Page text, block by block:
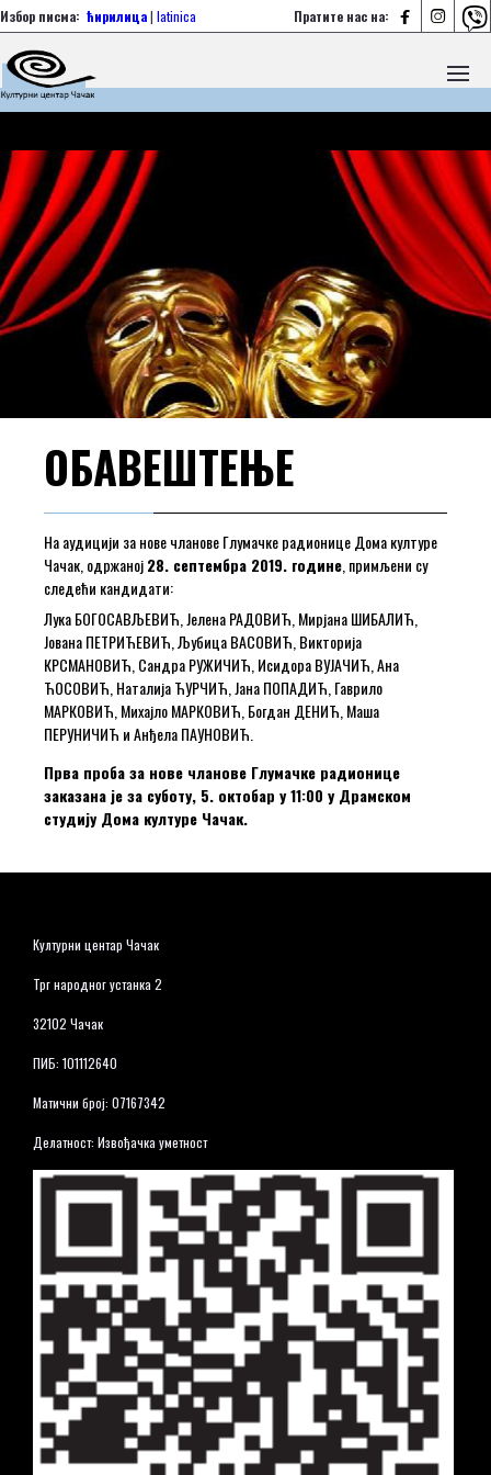
Пратите нас на:   
Избор писма: ћирилица| latinica
ОБАВЕШТЕЊЕ
На аудицији за нове чланове Глумачке радионице Дома културе
Чачак, одржаној28. септембра 2019. године , примљени су
следећи кандидати:
Лука БОГОСАВЉЕВИЋ, Јелена РАДОВИЋ, Мирјана ШИБАЛИЋ,
Јована ПЕТРИЋЕВИЋ, Љубица ВАСОВИЋ, Викторија
КРСМАНОВИЋ, Сандра РУЖИЧИЋ, Исидора ВУЈАЧИЋ, Ана
ЋОСОВИЋ, Наталија ЋУРЧИЋ, Јана ПОПАДИЋ, Гаврило
МАРКОВИЋ, Михајло МАРКОВИЋ, Богдан ДЕНИЋ, Маша
ПЕРУНИЧИЋ и Анђела ПАУНОВИЋ.
Прва проба за нове чланове Глумачке радионице
заказана је за суботу, 5. октобар у 11:00 у Драмском
студију Дома културе Чачак.
Културни центар Чачак
Трг народног устанка 2
32102 Чачак
ПИБ: 101112640
Матични број: 07167342
Делатност: Извођачка уметност